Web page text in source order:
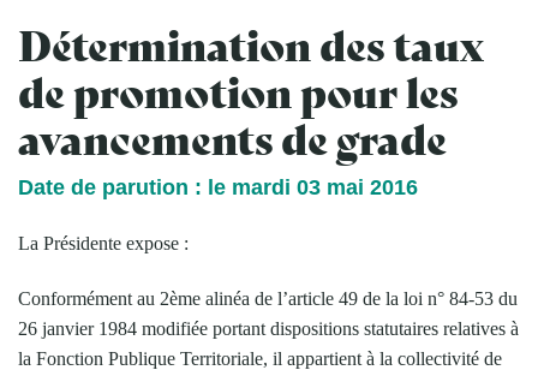
Détermination des taux
de promotion pour les
avancements de grade
Date de parution : le mardi 03 mai 2016
La Présidente expose :
Conformément au 2ème alinéa de l’article 49 de la loi n° 84-53 du
26 janvier 1984 modifiée portant dispositions statutaires relatives à
la Fonction Publique Territoriale, il appartient à la collectivité de